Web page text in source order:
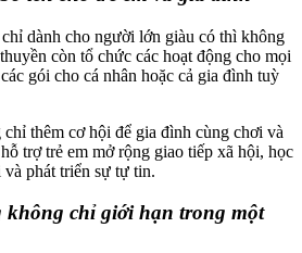
dành cho người lớn giàu có thì không
còn tổ chức các hoạt động cho mọi
gói cho cá nhân hoặc cả gia đình tuỳ
thêm cơ hội để gia đình cùng chơi và
trợ trẻ em mở rộng giao tiếp xã hội, học
phát triển sự tự tin.
không chỉ giới hạn trong một